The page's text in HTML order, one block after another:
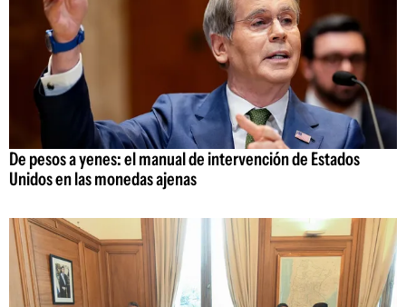
De pesos a yenes: el manual de intervención de Estados
Unidos en las monedas ajenas